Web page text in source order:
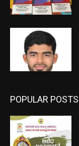
POPULAR POSTS